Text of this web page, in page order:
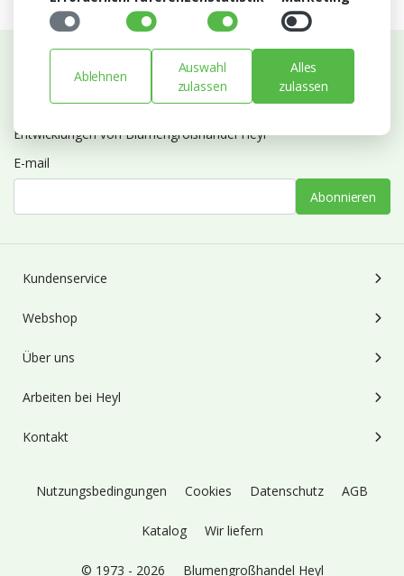
Abonnieren Sie unseren Newsletter
Entwicklungen von Blumengroßhandel Heyl
E-mail
Abonnieren
Kundenservice
Webshop
Über uns
Arbeiten bei Heyl
Kontakt
Nutzungsbedingungen Cookies Datenschutz AGB
Katalog Wir liefern
© 1973 - 2026 Blumengroßhandel Heyl
Ablehnen
Auswahl
zulassen
Alles
zulassen